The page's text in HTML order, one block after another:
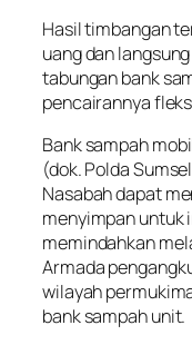
Hasil timbangan
uang dan
tabungan bank
pencairannya
Bank sampah
(dok. Polda
Nasabah dapat
menyimpan untuk
memindahkan
Armada
wilayah
bank sampah unit.